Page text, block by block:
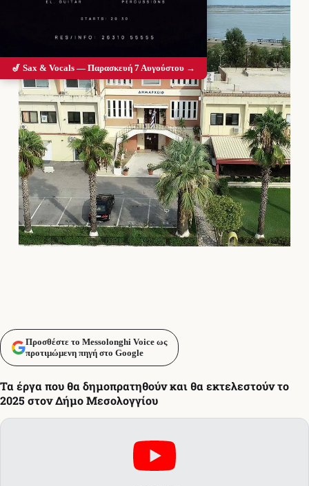
Προσθέστε το Messolonghi Voice ως
προτιμώμενη πηγή στο Google
Τα έργα που θα δημοπρατηθούν και θα εκτελεστούν το
2025 στον Δήμο Μεσολογγίου
🎷 Sax & Vocals — Παρασκευή 7 Αυγούστου →